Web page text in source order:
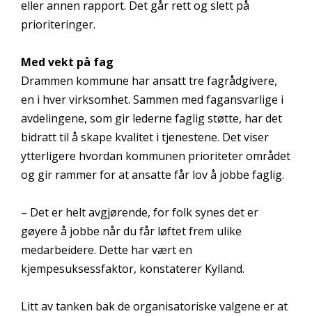
eller annen rapport. Det går rett og slett på
prioriteringer.
Med vekt på fag
Drammen kommune har ansatt tre fagrådgivere,
en i hver virksomhet. Sammen med fagansvarlige i
avdelingene, som gir lederne faglig støtte, har det
bidratt til å skape kvalitet i tjenestene. Det viser
ytterligere hvordan kommunen prioriteter området
og gir rammer for at ansatte får lov å jobbe faglig.
– Det er helt avgjørende, for folk synes det er
gøyere å jobbe når du får løftet frem ulike
medarbeidere. Dette har vært en
kjempesuksessfaktor, konstaterer Kylland.
Litt av tanken bak de organisatoriske valgene er at